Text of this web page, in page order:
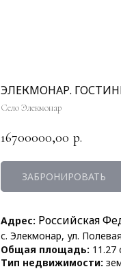
ЭЛЕКМОНАР.
Село Элекмонар
16700000,00 р.
ЗАБРОНИРОВАТЬ
Адрес: Российская
с. Элекмонар, ул.
Общая площадь: 11.27
Тип недвижимости: